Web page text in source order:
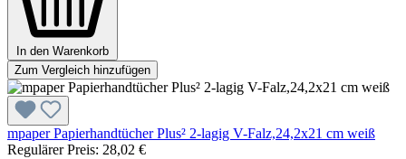
In den Warenkorb
Zum Vergleich hinzufügen
mpaper Papierhandtücher Plus² 2-lagig V-Falz,24,2x21 cm weiß
Regulärer Preis: 28,02 €